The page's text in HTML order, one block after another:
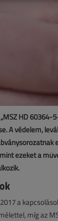
HD
A védelem,
ezeket a
a
míg az